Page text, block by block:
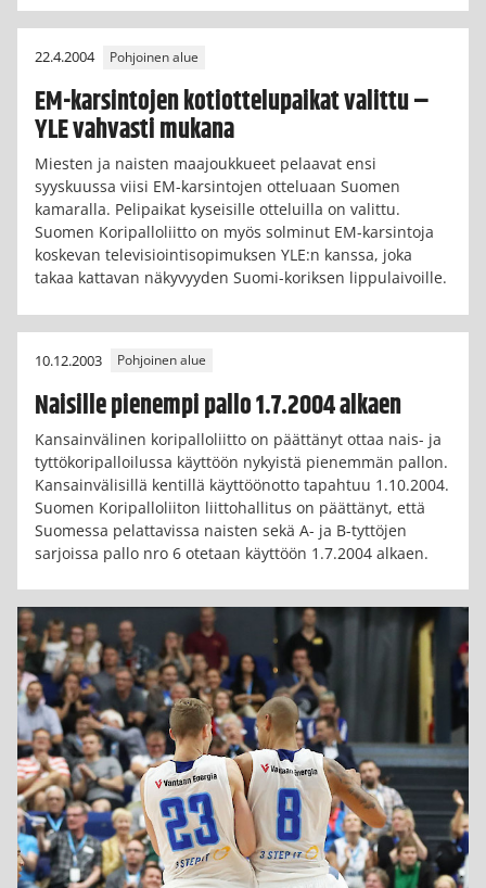
22.4.2004 Pohjoinen alue
EM-karsintojen kotiottelupaikat valittu –
YLE vahvasti mukana
Miesten ja naisten maajoukkueet pelaavat ensi
syyskuussa viisi EM-karsintojen otteluaan Suomen
kamaralla. Pelipaikat kyseisille otteluilla on valittu.
Suomen Koripalloliitto on myös solminut EM-karsintoja
koskevan televisiointisopimuksen YLE:n kanssa, joka
takaa kattavan näkyvyyden Suomi-koriksen lippulaivoille.
10.12.2003 Pohjoinen alue
Naisille pienempi pallo 1.7.2004 alkaen
Kansainvälinen koripalloliitto on päättänyt ottaa nais- ja
tyttökoripalloilussa käyttöön nykyistä pienemmän pallon.
Kansainvälisillä kentillä käyttöönotto tapahtuu 1.10.2004.
Suomen Koripalloliiton liittohallitus on päättänyt, että
Suomessa pelattavissa naisten sekä A- ja B-tyttöjen
sarjoissa pallo nro 6 otetaan käyttöön 1.7.2004 alkaen.